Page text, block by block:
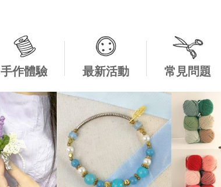
手作體驗 最新活動 常見問題